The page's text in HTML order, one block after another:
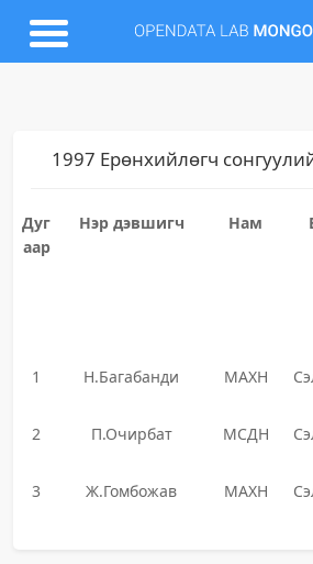
1997 Ерөнхийлөгч
Дуг
аар
Нэр дэвшигч Нам
1 Н.Багабанди МАХН
2
П.Очирбат МСДН
3
Ж.Гомбожав МАХН